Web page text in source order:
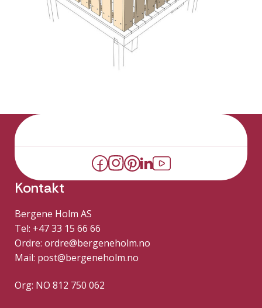
Kontakt
Bergene Holm AS
Tel: +47 33 15 66 66
Ordre: ordre@bergeneholm.no
Mail: post@bergeneholm.no
Org: NO 812 750 062